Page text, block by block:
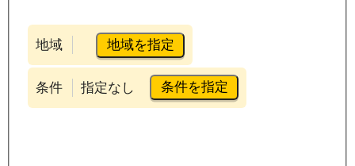
地域 地域を指定
条件 指定なし 条件を指定